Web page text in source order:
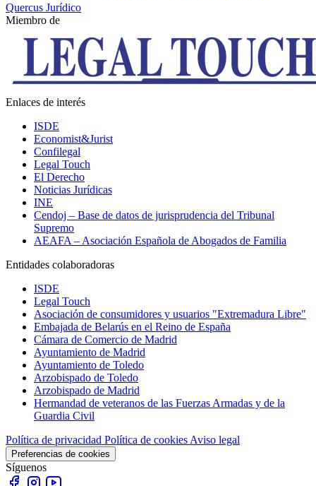
Quercus Jurídico
Miembro de
Enlaces de interés
ISDE
Economist&Jurist
Confilegal
Legal Touch
El Derecho
Noticias Jurídicas
INE
Cendoj – Base de datos de jurisprudencia del Tribunal
Supremo
AEAFA – Asociación Española de Abogados de Familia
Entidades colaboradoras
ISDE
Legal Touch
Asociación de consumidores y usuarios "Extremadura Libre"
Embajada de Belarús en el Reino de España
Cámara de Comercio de Madrid
Ayuntamiento de Madrid
Ayuntamiento de Toledo
Arzobispado de Toledo
Arzobispado de Madrid
Hermandad de veteranos de las Fuerzas Armadas y de la
Guardia Civil
Política de privacidad Política de cookies Aviso legal
Preferencias de cookies
Síguenos